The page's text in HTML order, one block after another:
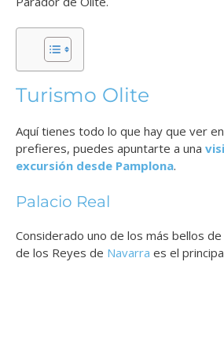
Turismo Olite
Aquí tienes todo lo que hay que ver
prefieres, puedes apuntarte a una
excursión desde Pamplona.
Palacio Real
Considerado uno de los más bellos de
de los Reyes de Navarra es el